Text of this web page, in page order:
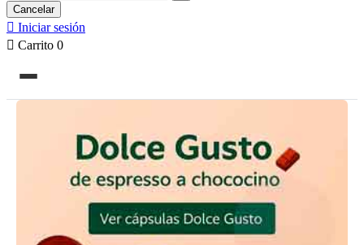
Cancelar
 Iniciar sesión
 Carrito 0